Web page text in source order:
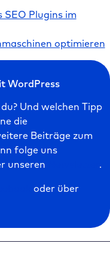
SEO Plugins im
optimieren
WordPress
Und welchen Tipp
die
Beiträge zum
folge uns
unseren .
oder über